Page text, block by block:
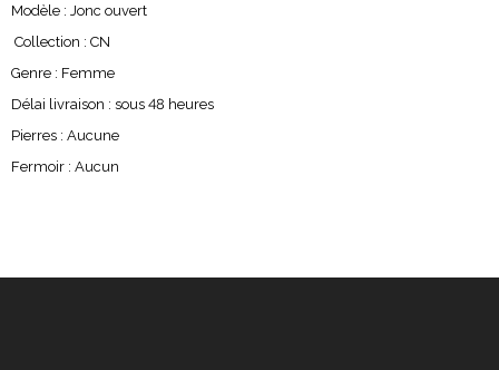
Modèle : Jonc ouvert
Collection : CN
Genre : Femme
Délai livraison : sous 48 heures
Pierres : Aucune
Fermoir : Aucun